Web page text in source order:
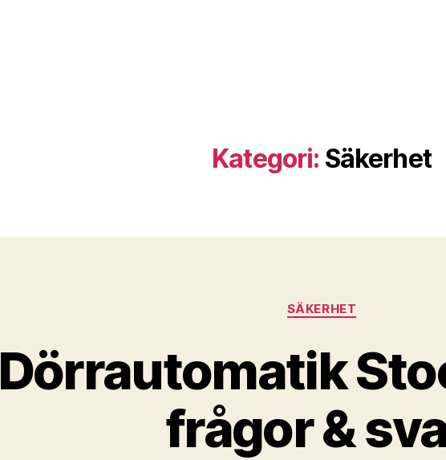
Kategori: Säkerhet
Kategorier
SÄKERHET
Dörrautomatik
frågor &